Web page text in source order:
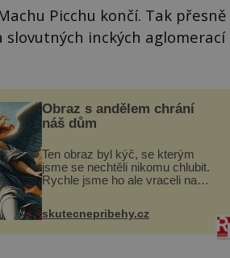
Picchu končí. Tak přesně
inckých aglomerací
Obraz s andělem chrání
náš dům
Ten obraz byl kýč, se kterým
jsme se nechtěli nikomu chlubit.
Rychle jsme ho ale vraceli na
domek na severu Čech, kde
jsme si naplánova...
skutecnepribehy.cz